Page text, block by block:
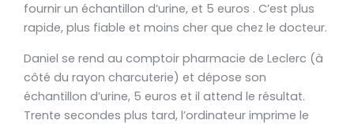
fournir un échantillon d’urine, et 5 euros . C’est plus
rapide, plus fiable et moins cher que chez le docteur.
Daniel se rend au comptoir pharmacie de Leclerc (à
côté du rayon charcuterie) et dépose son
échantillon d’urine, 5 euros et il attend le résultat.
Trente secondes plus tard, l’ordinateur imprime le